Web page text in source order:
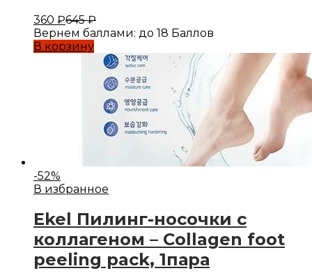
360 ₽645₽
Вернем баллами: до 18 Баллов
В корзину
-52%
В избранное
Ekel Пилинг-носочки с
коллагеном – Collagen foot
peeling pack, 1пара